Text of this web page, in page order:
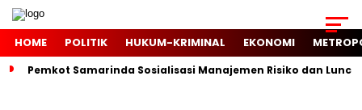
HOME POLITIK HUKUM-KRIMINAL EKONOMI
Pemkot Samarinda Sosialisasi Manajemen Risiko dan